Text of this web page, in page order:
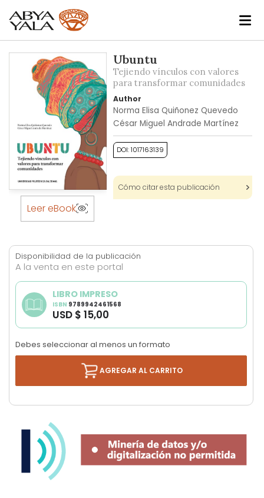
the
gallery
Skip
the
of
the
images
gallery
Leer eBook
Ubuntu
Tejiendo vínculos con valores
para transformar comunidades
Author
Norma Elisa Quiñonez Quevedo
César Miguel Andrade Martínez
DOI: 1017163139
Cómo citar esta publicación
Disponibilidad de la publicación
A la venta en este portal
LIBRO IMPRESO
ISBN 9789942461568
USD $ 15,00
Debes seleccionar al menos un formato
AGREGAR AL CARRITO